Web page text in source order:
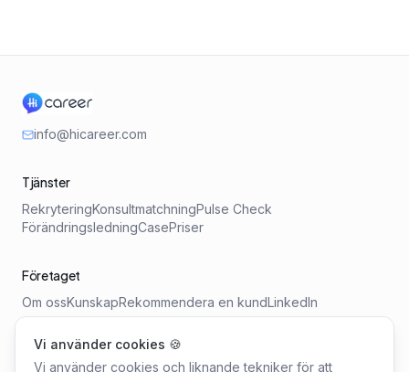
info@hicareer.com
Tjänster
RekryteringKonsultmatchningPulse Check
FörändringsledningCasePriser
Företaget
Om ossKunskapRekommendera en kundLinkedIn
Verktyg
Vi använder cookies 🍪
Vi använder cookies och liknande tekniker för att